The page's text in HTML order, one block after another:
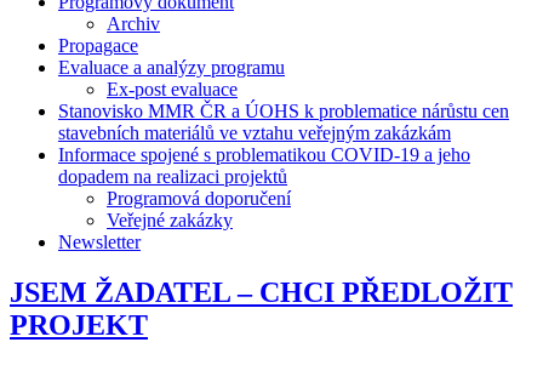
Archiv
Propagace
Evaluace a analýzy programu
Ex-post evaluace
Stanovisko MMR ČR a ÚOHS k problematice nárůstu cen
stavebních materiálů ve vztahu veřejným zakázkám
Informace spojené s problematikou COVID-19 a jeho
dopadem na realizaci projektů
Programová doporučení
Veřejné zakázky
Newsletter
JSEM ŽADATEL – CHCI PŘEDLOŽIT
PROJEKT